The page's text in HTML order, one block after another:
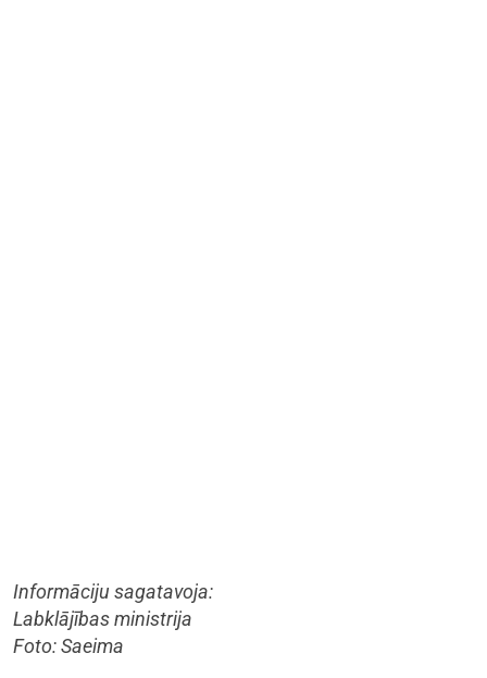
Informāciju sagatavoja:
Labklājības ministrija
Foto: Saeima